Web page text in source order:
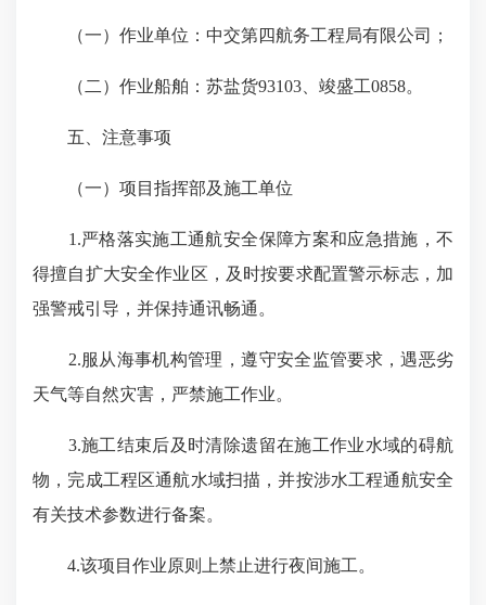
（一）作业单位：中交第四航务工程局有限公司；
（二）作业船舶：苏盐货93103、竣盛工0858。
五、注意事项
（一）项目指挥部及施工单位
1.严格落实施工通航安全保障方案和应急措施，不
得擅自扩大安全作业区，及时按要求配置警示标志，加
强警戒引导，并保持通讯畅通。
2.服从海事机构管理，遵守安全监管要求，遇恶劣
天气等自然灾害，严禁施工作业。
3.施工结束后及时清除遗留在施工作业水域的碍航
物，完成工程区通航水域扫描，并按涉水工程通航安全
有关技术参数进行备案。
4.该项目作业原则上禁止进行夜间施工。